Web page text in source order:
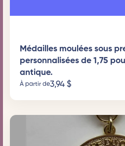
Médailles moulées sous
personnalisées de 1,75
antique.
À partir de3,94 $